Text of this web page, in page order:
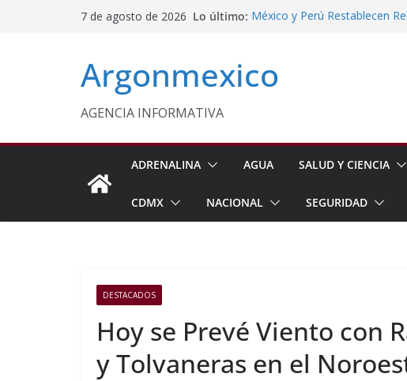
7 de agosto de 2026 Lo último: México y Perú Restablecen
Gabinete de Seguridad
Argonmexico
AGENCIA INFORMATIVA
ADRENALINA AGUA SALUD Y CIENCIA
CDMX NACIONAL SEGURIDAD
DESTACADOS
Hoy se Prevé Viento con
y Tolvaneras en el